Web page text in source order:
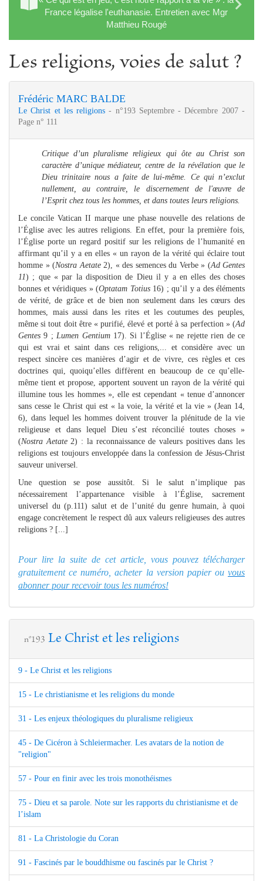
France légalise l'euthanasie. Entretien avec Mgr
Matthieu Rougé
Les religions, voies de salut ?
Frédéric MARC BALDE
Le Christ et les religions- n°193 Septembre - Décembre 2007 -
Page n° 111
Critique d’un pluralisme religieux qui ôte au Christ son
caractère d’unique médiateur, centre de la révélation que le
Dieu trinitaire nous a faite de lui-même. Ce qui n’exclut
nullement, au contraire, le discernement de l'œuvre de
l’Esprit chez tous les hommes, et dans toutes leurs religions.
Le concile Vatican II marque une phase nouvelle des relations de
l’Église avec les autres religions. En effet, pour la première fois,
l’Église porte un regard positif sur les religions de l’humanité en
affirmant qu’il y a en elles « un rayon de la vérité qui éclaire tout
homme » (Nostra Aetate 2), « des semences du Verbe » (Ad Gentes
11) ; que « par la disposition de Dieu il y a en elles des choses
bonnes et véridiques » (Optatam Totius16) ; qu’il y a des éléments
de vérité, de grâce et de bien non seulement dans les cœurs des
hommes, mais aussi dans les rites et les coutumes des peuples,
même si tout doit être « purifié, élevé et porté à sa perfection » (Ad
Gentes 9 ; Lumen Gentium17). Si l’Église « ne rejette rien de ce
qui est vrai et saint dans ces religions,... et considère avec un
respect sincère ces manières d’agir et de vivre, ces règles et ces
doctrines qui, quoiqu’elles diffèrent en beaucoup de ce qu’elle-
même tient et propose, apportent souvent un rayon de la vérité qui
illumine tous les hommes », elle est cependant « tenue d’annoncer
sans cesse le Christ qui est « la voie, la vérité et la vie » (Jean 14,
6), dans lequel les hommes doivent trouver la plénitude de la vie
religieuse et dans lequel Dieu s’est réconcilié toutes choses »
(Nostra Aetate2) : la reconnaissance de valeurs positives dans les
religions est toujours enveloppée dans la confession de Jésus-Christ
sauveur universel.
Une question se pose aussitôt. Si le salut n’implique pas
nécessairement l’appartenance visible à l’Église, sacrement
universel du (p.111) salut et de l’unité du genre humain, à quoi
engage concrètement le respect dû aux valeurs religieuses des autres
religions ? [...]
Pour lire la suite de cet article, vous pouvez télécharger
gratuitement ce numéro, acheter la version papier ou vous
abonner pour recevoir tous les numéros!
n°193 Le Christ et les religions
9 - Le Christ et les religions
15 - Le christianisme et les religions du monde
31 - Les enjeux théologiques du pluralisme religieux
45 - De Cicéron à Schleiermacher. Les avatars de la notion de
"religion"
57 - Pour en finir avec les trois monothéismes
75 - Dieu et sa parole. Note sur les rapports du christianisme et de
l’islam
81 - La Christologie du Coran
91 - Fascinés par le bouddhisme ou fascinés par le Christ ?